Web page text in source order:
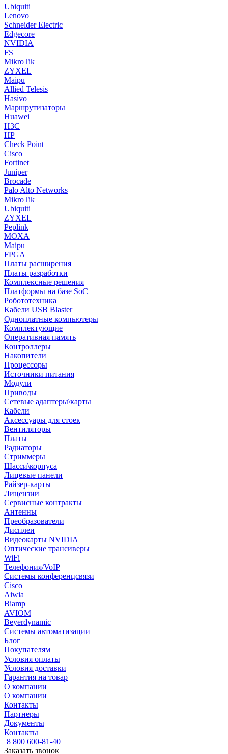
Ubiquiti
Lenovo
Schneider Electric
Edgecore
NVIDIA
FS
MikroTik
ZYXEL
Maipu
Allied Telesis
Hasivo
Маршрутизаторы
Huawei
H3C
HP
Check Point
Cisco
Fortinet
Juniper
Brocade
Palo Alto Networks
MikroTik
Ubiquiti
ZYXEL
Peplink
MOXA
Maipu
FPGA
Платы расширения
Платы разработки
Комплексные решения
Платформы на базе SoC
Робототехника
Кабели USB Blaster
Одноплатные компьютеры
Комплектующие
Оперативная память
Контроллеры
Накопители
Процессоры
Источники питания
Модули
Приводы
Сетевые адаптеры\карты
Кабели
Аксессуары для стоек
Вентиляторы
Платы
Радиаторы
Стриммеры
Шасси\корпуса
Лицевые панели
Райзер-карты
Лицензии
Сервисные контракты
Антенны
Преобразователи
Дисплеи
Видеокарты NVIDIA
Оптические трансиверы
WiFi
Телефония/VoIP
Системы конференцсвязи
Cisco
Aiwia
Biamp
AVIOM
Beyerdynamic
Системы автоматизации
Блог
Покупателям
Условия оплаты
Условия доставки
Гарантия на товар
О компании
О компании
Контакты
Партнеры
Документы
Контакты
8 800 600-81-40
Заказать звонок